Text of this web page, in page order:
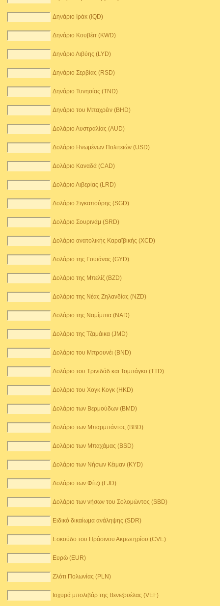
Δηνάριο Ιράκ (IQD)
Δηνάριο Κουβέιτ (KWD)
Δηνάριο Λιβύης (LYD)
Δηνάριο Σερβίας (RSD)
Δηνάριο Τυνησίας (TND)
Δηνάριο του Μπαχρέιν (BHD)
Δολάριο Αυστραλίας (AUD)
Δολάριο Ηνωμένων Πολιτειών (USD)
Δολάριο Καναδά (CAD)
Δολάριο Λιβερίας (LRD)
Δολάριο Σιγκαπούρης (SGD)
Δολάριο Σουρινάμ (SRD)
Δολάριο ανατολικής Καραϊβικής (XCD)
Δολάριο της Γουιάνας (GYD)
Δολάριο της Μπελίζ (BZD)
Δολάριο της Νέας Ζηλανδίας (NZD)
Δολάριο της Ναμίμπια (NAD)
Δολάριο της Τζαμάικα (JMD)
Δολάριο του Μπρουνέι (BND)
Δολάριο του Τρινιδάδ και Τομπάγκο (TTD)
Δολάριο του Χογκ Κογκ (HKD)
Δολάριο των Βερμούδων (BMD)
Δολάριο των Μπαρμπάντος (BBD)
Δολάριο των Μπαχάμας (BSD)
Δολάριο των Νήσων Κέιμαν (KYD)
Δολάριο των Φίτζι (FJD)
Δολάριο των νήσων του Σολομώντος (SBD)
Ειδικό δικαίωμα ανάληψης (SDR)
Εσκούδο του Πράσινου Ακρωτηρίου (CVE)
Ευρώ (EUR)
Ζλότι Πολωνίας (PLN)
Ισχυρά μπολιβάρ της Βενεζουέλας (VEF)